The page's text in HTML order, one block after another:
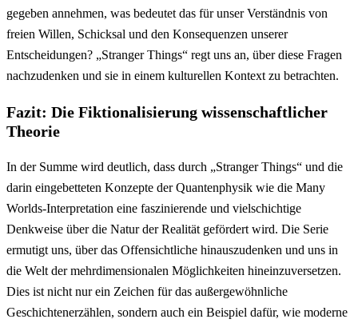
gegeben annehmen, was bedeutet das für unser Verständnis von
freien Willen, Schicksal und den Konsequenzen unserer
Entscheidungen? „Stranger Things“ regt uns an, über diese Fragen
nachzudenken und sie in einem kulturellen Kontext zu betrachten.
Fazit: Die Fiktionalisierung wissenschaftlicher
Theorie
In der Summe wird deutlich, dass durch „Stranger Things“ und die
darin eingebetteten Konzepte der Quantenphysik wie die Many
Worlds-Interpretation eine faszinierende und vielschichtige
Denkweise über die Natur der Realität gefördert wird. Die Serie
ermutigt uns, über das Offensichtliche hinauszudenken und uns in
die Welt der mehrdimensionalen Möglichkeiten hineinzuversetzen.
Dies ist nicht nur ein Zeichen für das außergewöhnliche
Geschichtenerzählen, sondern auch ein Beispiel dafür, wie moderne